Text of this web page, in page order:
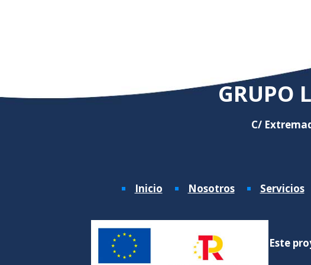
GRUPO
C/
Inicio Nosotros Servicios
Este